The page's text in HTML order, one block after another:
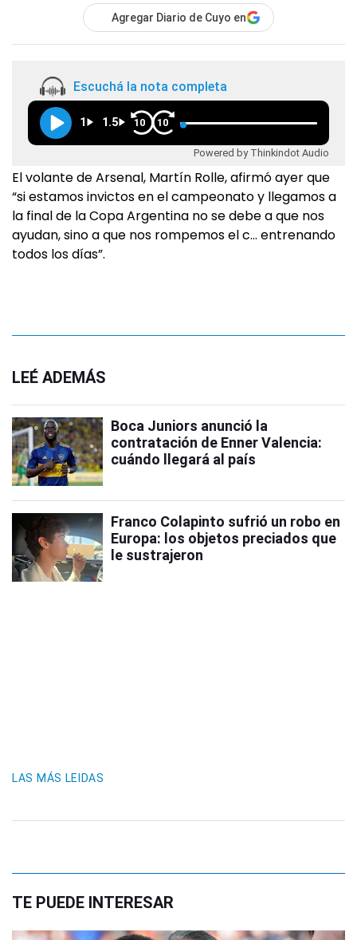
Agregar Diario de Cuyo en
Escuchá la nota completa
1 1.5 10 10
Powered by Thinkindot Audio
El volante de Arsenal, Martín Rolle, afirmó ayer que
“si estamos invictos en el campeonato y llegamos a
la final de la Copa Argentina no se debe a que nos
ayudan, sino a que nos rompemos el c… entrenando
todos los días”.
LEÉ ADEMÁS
Boca Juniors anunció la
contratación de Enner Valencia:
cuándo llegará al país
Franco Colapinto sufrió un robo en
Europa: los objetos preciados que
le sustrajeron
LAS MÁS LEIDAS
TE PUEDE INTERESAR